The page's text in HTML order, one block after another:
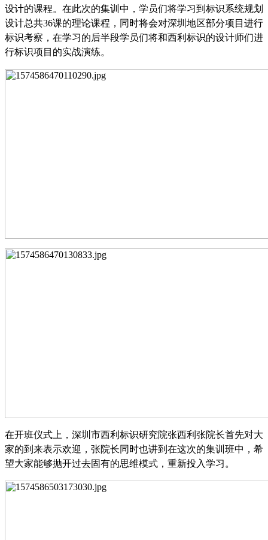
设计的课程。在此次的集训中，学员们将学习到标识系统规划
设计总共36课的理论课程，同时将会对深圳地区部分项目进行
标识考察，在学习的后半段学员们将和西利标识的设计师们进
行标识项目的实战演练。
在开班仪式上，深圳市西利标识研究院张西利张院长首先对大
家的到来表示欢迎，张院长同时也讲到在这次的集训班中，希
望大家能够抛开过去固有的思维模式，重新投入学习。